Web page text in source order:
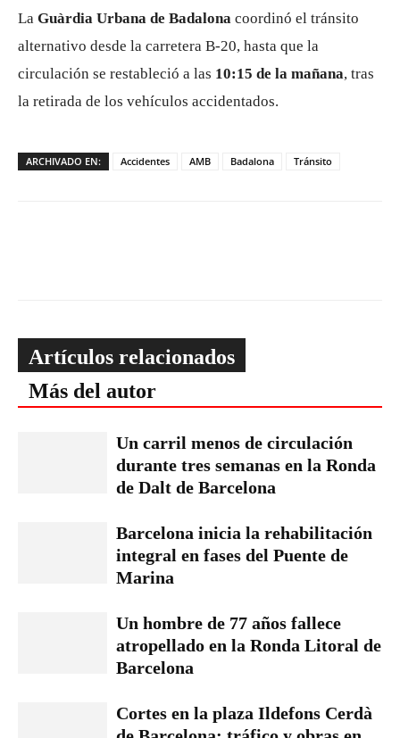
La Guàrdia Urbana de Badalona coordinó el tránsito
alternativo desde la carretera B-20, hasta que la
circulación se restableció a las 10:15 de la mañana, tras
la retirada de los vehículos accidentados.
ARCHIVADO EN: Accidentes AMB Badalona Tránsito
Artículos relacionados
Más del autor
Un carril menos de circulación
durante tres semanas en la Ronda
de Dalt de Barcelona
Barcelona inicia la rehabilitación
integral en fases del Puente de
Marina
Un hombre de 77 años fallece
atropellado en la Ronda Litoral de
Barcelona
Cortes en la plaza Ildefons Cerdà